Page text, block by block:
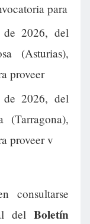
para
2026, del
(Asturias),
proveer
2026, del
(Tarragona),
proveer v
consultarse
del Boletín